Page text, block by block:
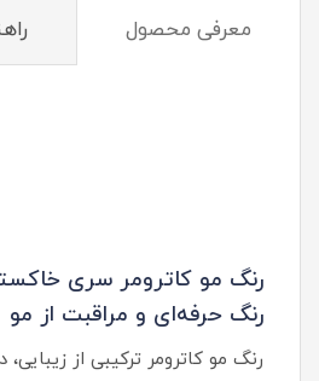
معرفی محصول
رنگ حرفه‌ای و مراقبت از مو
رنگ مو کاترومر ترکیبی از